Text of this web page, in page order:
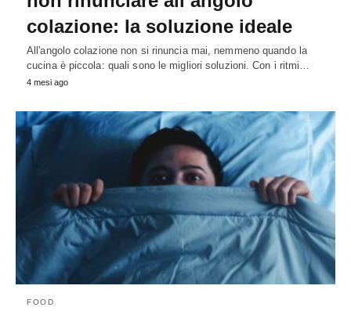
colazione: la soluzione ideale
All'angolo colazione non si rinuncia mai, nemmeno quando la
cucina è piccola: quali sono le migliori soluzioni. Con i ritmi…
4 mesi ago
FOOD